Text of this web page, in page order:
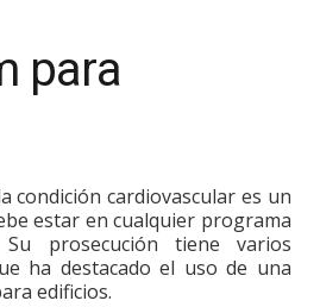
para
condición cardiovascular es un
estar en cualquier programa
prosecución tiene varios
ha destacado el uso de una
edificios.